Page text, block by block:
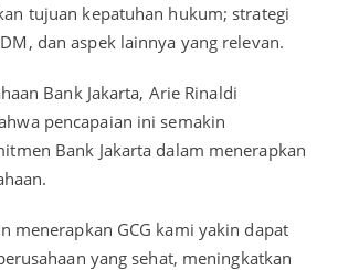
tujuan kepatuhan hukum; strategi
dan aspek lainnya yang relevan.
Bank Jakarta, Arie Rinaldi
pencapaian ini semakin
Bank Jakarta dalam menerapkan
menerapkan GCG kami yakin dapat
yang sehat, meningkatkan